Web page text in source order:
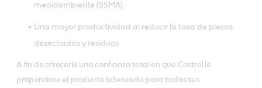
medioambiente (SSMA)
Una mayor productividad al reducir la tasa de piezas
desechadas y residuos
A fin de ofrecerle una confianza total en que Castrol le
proporcione el producto adecuado para todas sus